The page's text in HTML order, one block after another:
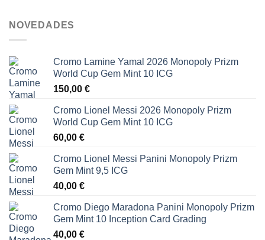
NOVEDADES
Cromo Lamine Yamal 2026 Monopoly Prizm
World Cup Gem Mint 10 ICG
150,00 €
Cromo Lionel Messi 2026 Monopoly Prizm
World Cup Gem Mint 10 ICG
60,00 €
Cromo Lionel Messi Panini Monopoly Prizm
Gem Mint 9,5 ICG
40,00 €
Cromo Diego Maradona Panini Monopoly Prizm
Gem Mint 10 Inception Card Grading
40,00 €